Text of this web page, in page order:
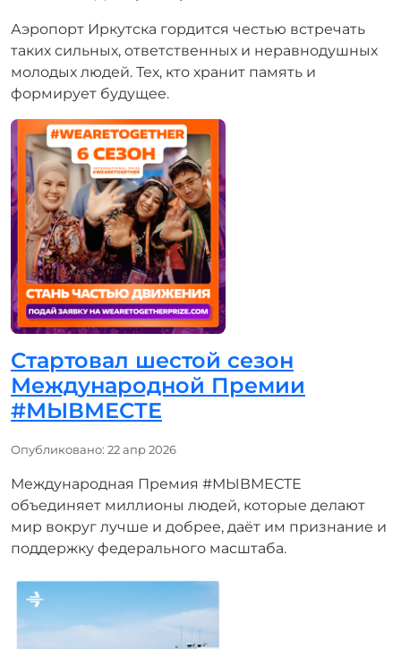
Аэропорт Иркутска гордится честью встречать
таких сильных, ответственных и неравнодушных
молодых людей. Тех, кто хранит память и
формирует будущее.
Стартовал шестой сезон
Международной Премии
#МЫВМЕСТЕ
Информация о материале
Опубликовано: 22 апр 2026
Международная Премия #МЫВМЕСТЕ
объединяет миллионы людей, которые делают
мир вокруг лучше и добрее, даёт им признание и
поддержку федерального масштаба.